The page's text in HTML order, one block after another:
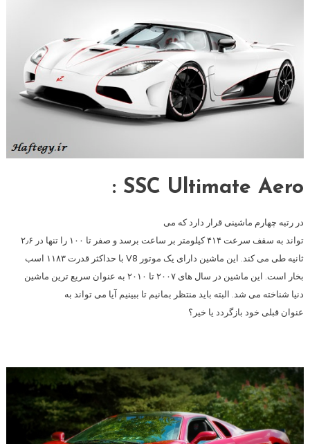
SSC Ultimate Aero :
در رتبه چهارم ماشینی قرار دارد که می
تواند به سقف سرعت ۴۱۴ کیلومتر بر ساعت برسد و صفر تا ۱۰۰ را تنها در ۲٫۶
ثانیه طی می کند. این ماشین دارای یک موتور V8 با حداکثر قدرت ۱۱۸۳ اسب
بخار است. این ماشین در سال های ۲۰۰۷ تا ۲۰۱۰ به عنوان سریع ترین ماشین
دنیا شناخته می شد. البته باید منتظر بمانیم تا ببینیم آیا می تواند به
عنوان قبلی خود بازگردد یا خیر؟